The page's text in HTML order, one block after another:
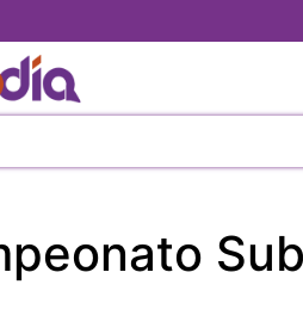
al
contenido
principal